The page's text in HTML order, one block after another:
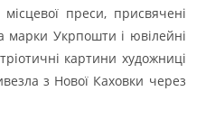
преси, присвячені
марки Укрпошти і ювілейні
картини художниці
з Нової Каховки через